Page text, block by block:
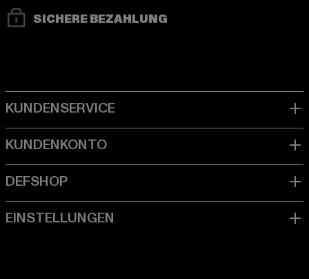
SICHERE BEZAHLUNG